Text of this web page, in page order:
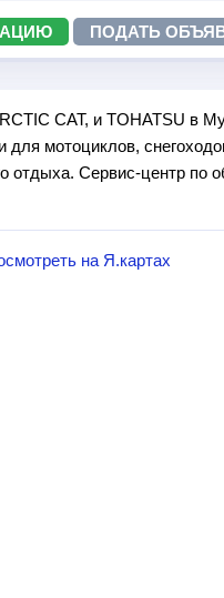
ПОДАТЬ
CAT, и TOHATSU в
мотоциклов,
отдыха. Сервис-центр по
на Я.картах